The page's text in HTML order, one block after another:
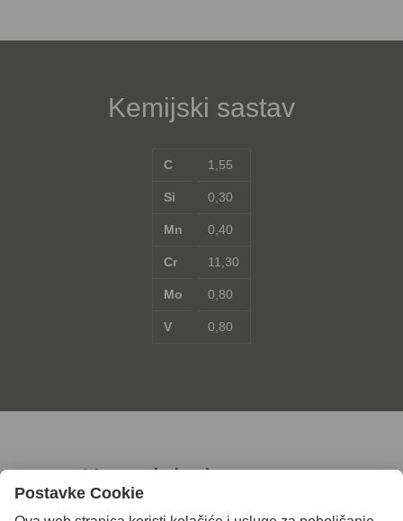
Kemijski sastav
C
Si
Mn
Cr
Mo
V
1,55
0,30
0,40
11,30
0,80
0,80
Kontaktirajte nas za
daljnje informacije